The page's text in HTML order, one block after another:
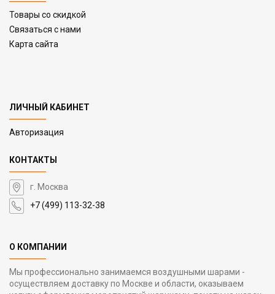
Товары со скидкой
Связаться с нами
Карта сайта
ЛИЧНЫЙ КАБИНЕТ
Авторизация
КОНТАКТЫ
г. Москва
+7 (499) 113-32-38
О КОМПАНИИ
Мы профессионально занимаемся воздушными шарами -
осуществляем доставку по Москве и области, оказываем